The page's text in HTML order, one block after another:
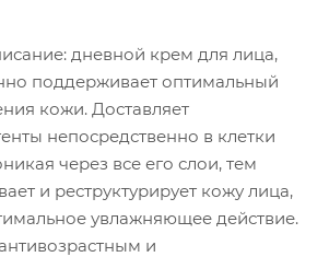
дневной крем для лица,
поддерживает оптимальный
кожи. Доставляет
непосредственно в клетки
через все его слои, тем
и реструктурирует кожу лица,
увлажняющее действие.
и